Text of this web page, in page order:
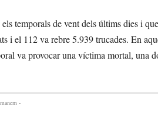
temporals de vent dels últims dies i
i el 112 va rebre 5.939 trucades. En
va provocar una víctima mortal, una
-